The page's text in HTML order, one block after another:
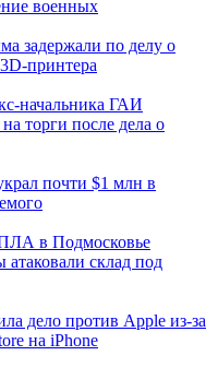
военных
задержали по делу о
начальника ГАИ
торги после дела о
почти $1 млн в
в Подмосковье
атаковали склад под
дело против Apple из-за
на iPhone